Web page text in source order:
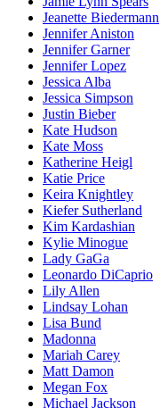
Jeanette Biedermann
Jennifer Aniston
Jennifer Garner
Jennifer Lopez
Jessica Alba
Jessica Simpson
Justin Bieber
Kate Hudson
Kate Moss
Katherine Heigl
Katie Price
Keira Knightley
Kiefer Sutherland
Kim Kardashian
Kylie Minogue
Lady GaGa
Leonardo DiCaprio
Lily Allen
Lindsay Lohan
Lisa Bund
Madonna
Mariah Carey
Matt Damon
Megan Fox
Michael Jackson